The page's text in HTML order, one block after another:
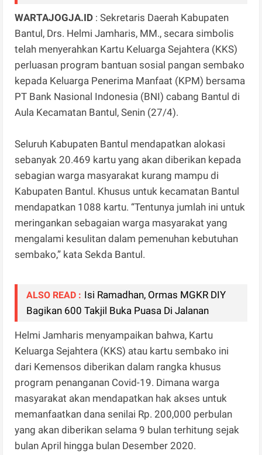
WARTAJOGJA.ID : Sekretaris Daerah Kabupaten
Bantul, Drs. Helmi Jamharis, MM., secara simbolis
telah menyerahkan Kartu Keluarga Sejahtera (KKS)
perluasan program bantuan sosial pangan sembako
kepada Keluarga Penerima Manfaat (KPM) bersama
PT Bank Nasional Indonesia (BNI) cabang Bantul di
Aula Kecamatan Bantul, Senin (27/4).
Seluruh Kabupaten Bantul mendapatkan alokasi
sebanyak 20.469 kartu yang akan diberikan kepada
sebagian warga masyarakat kurang mampu di
Kabupaten Bantul. Khusus untuk kecamatan Bantul
mendapatkan 1088 kartu. “Tentunya jumlah ini untuk
meringankan sebagaian warga masyarakat yang
mengalami kesulitan dalam pemenuhan kebutuhan
sembako,” kata Sekda Bantul.
ALSO READ : Isi Ramadhan, Ormas MGKR DIY
Bagikan 600 Takjil Buka Puasa Di Jalanan
Helmi Jamharis menyampaikan bahwa, Kartu
Keluarga Sejahtera (KKS) atau kartu sembako ini
dari Kemensos diberikan dalam rangka khusus
program penanganan Covid-19. Dimana warga
masyarakat akan mendapatkan hak akses untuk
memanfaatkan dana senilai Rp. 200,000 perbulan
yang akan diberikan selama 9 bulan terhitung sejak
bulan April hingga bulan Desember 2020.